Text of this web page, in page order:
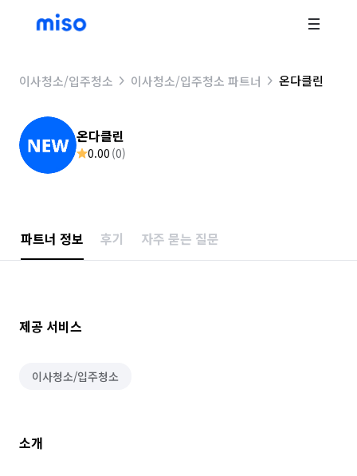
이사청소/입주청소 이사청소/입주청소 파트너 온다클린
온다클린
0.00 (0)
파트너 정보 후기 자주 묻는 질문
제공 서비스
이사청소/입주청소
소개